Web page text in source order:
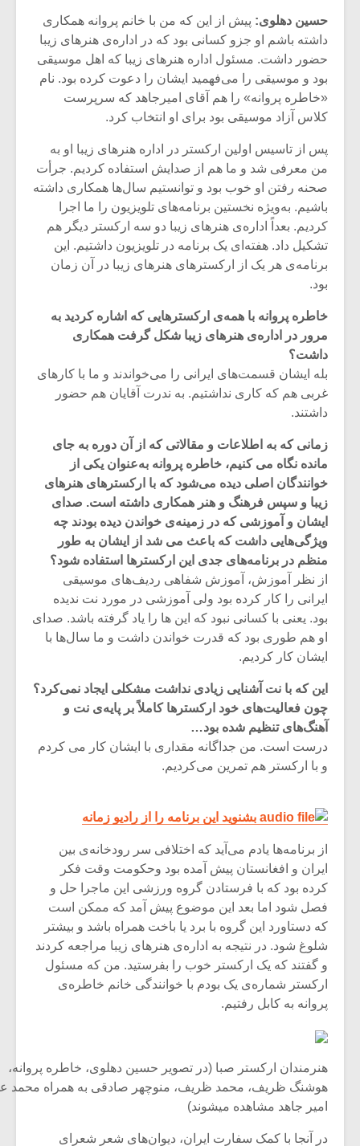
حسین دهلوی:پیش از این که من با خانم پروانه همکاری
داشته باشم او جزو کسانی بود که در اداره‌ی هنرهای زیبا
حضور داشت. مسئول اداره هنرهای زیبا که اهل موسیقی
بود و موسیقی را می‌فهمید ایشان را دعوت کرده بود. نام
«خاطره پروانه» را هم آقای امیرجاهد که سرپرست
کلاس آزاد موسیقی بود برای او انتخاب کرد.
پس از تاسیس اولین ارکستر در اداره هنرهای زیبا او به
من معرفی شد و ما هم از صدایش استفاده کردیم. جرأت
صحنه رفتن او خوب بود و توانستیم سال‌ها همکاری داشته
باشیم. به‌ویژه نخستین برنامه‌های تلویزیون را ما اجرا
کردیم. بعداً اداره‌ی هنرهای زیبا دو سه ارکستر دیگر هم
تشکیل داد. هفته‌ای یک برنامه در تلویزیون داشتیم. این
برنامه‌ی هر یک از ارکسترهای هنرهای زیبا در آن زمان
خاطره پروانه با همه‌ی ارکسترهایی که اشاره کردید به
مرور در اداره‌ی هنرهای زیبا شکل گرفت همکاری
داشت؟
بله ایشان قسمت‌های ایرانی را می‌خواندند و ما با کارهای
غربی هم که کاری نداشتیم. به ندرت آقایان هم حضور
داشتند.
زمانی که به اطلاعات و مقالاتی که از آن دوره به جای
مانده نگاه می کنیم، خاطره پروانه به‌عنوان یکی از
خوانندگان اصلی دیده می‌شود که با ارکسترهای هنرهای
زیبا و سپس فرهنگ و هنر همکاری داشته است. صدای
ایشان و آموزشی که در زمینه‌ی خواندن دیده بودند چه
ویژگی‌هایی داشت که باعث می شد از ایشان به طور
منظم در برنامه‌های جدی این ارکسترها استفاده شود؟
از نظر آموزش، آموزش شفاهی ردیف‌های موسیقی
ایرانی را کار کرده بود ولی آموزشی در مورد نت ندیده
بود. یعنی با کسانی نبود که این ها را یاد گرفته باشد. صدای
او هم طوری بود که قدرت خواندن داشت و ما سال‌ها با
ایشان کار کردیم.
این که با نت آشنایی زیادی نداشت مشکلی ایجاد نمی‌‌کرد؟
چون فعالیت‌های خود ارکسترها کاملاً بر پایه‌ی نت و
آهنگ‌های تنظیم شده بود…
درست است. من جداگانه مقداری با ایشان کار می کردم
و با ارکستر هم تمرین می‌کردیم.
بشنوید این برنامه را از رادیو زمانه
از برنامه‌ها یادم می‌آید که اختلافی سر رودخانه‌ی بین
ایران و افغانستان پیش آمده بود وحکومت وقت فکر
کرده بود که با فرستادن گروه ورزشی این ماجرا حل و
فصل شود اما بعد این موضوع پیش آمد که ممکن است
که دستاورد این گروه با برد یا باخت همراه باشد و بیشتر
شلوغ شود. در نتیجه به اداره‌ی هنرهای زیبا مراجعه کردند
و گفتند که یک ارکستر خوب را بفرستید. من که مسئول
ارکستر شماره‌ی یک بودم با خوانندگی خانم خاطره‌ی
پروانه به کابل رفتیم.
هنرمندان ارکستر صبا (در تصویر حسین دهلوی، خاطره پروانه،
هوشنگ ظریف، محمد ظریف، منوچهر صادقی به همراه محمد علی
امیر جاهد مشاهده میشوند)
در آنجا با کمک سفارت ایران، دیوان‌های شعر شعرای
یادداشتی بر موسیقی
متن فیلم «متری
شیش و نیم»
اگر نمی توانی
بدنام ترین باش